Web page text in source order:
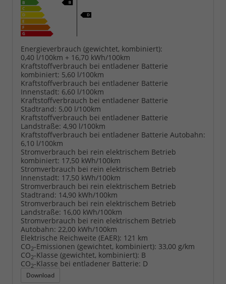
Energieverbrauch (gewichtet, kombiniert):
0,40 l/100km + 16,70 kWh/100km
Kraftstoffverbrauch bei entladener Batterie
kombiniert: 5,60 l/100km
Kraftstoffverbrauch bei entladener Batterie
Innenstadt: 6,60 l/100km
Kraftstoffverbrauch bei entladener Batterie
Stadtrand: 5,00 l/100km
Kraftstoffverbrauch bei entladener Batterie
Landstraße: 4,90 l/100km
Kraftstoffverbrauch bei entladener Batterie Autobahn:
6,10 l/100km
Stromverbrauch bei rein elektrischem Betrieb
kombiniert: 17,50 kWh/100km
Stromverbrauch bei rein elektrischem Betrieb
Innenstadt: 17,50 kWh/100km
Stromverbrauch bei rein elektrischem Betrieb
Stadtrand: 14,90 kWh/100km
Stromverbrauch bei rein elektrischem Betrieb
Landstraße: 16,00 kWh/100km
Stromverbrauch bei rein elektrischem Betrieb
Autobahn: 22,00 kWh/100km
Elektrische Reichweite (EAER): 121 km
CO2-Emissionen (gewichtet, kombiniert): 33,00 g/km
CO2-Klasse (gewichtet, kombiniert): B
CO2-Klasse bei entladener Batterie: D
Download